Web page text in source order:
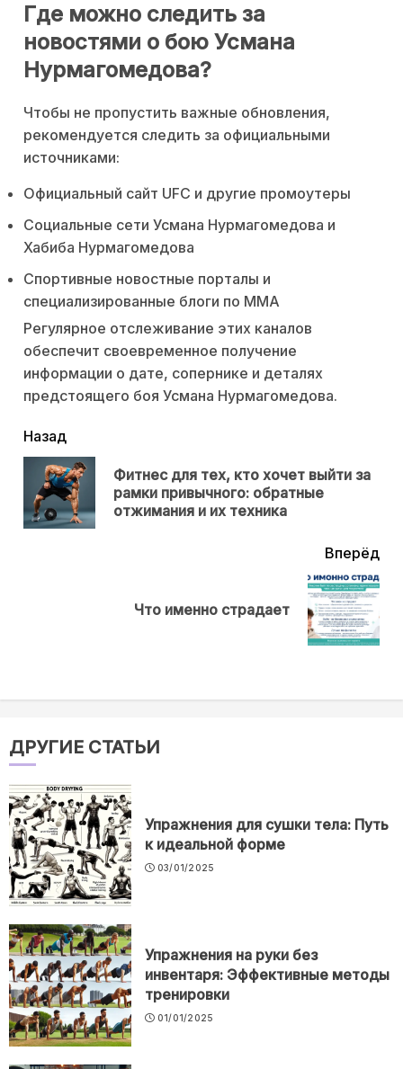
Где можно следить за
новостями о бою Усмана
Нурмагомедова?
Чтобы не пропустить важные обновления,
рекомендуется следить за официальными
источниками:
Официальный сайт UFC и другие промоутеры
Социальные сети Усмана Нурмагомедова и
Хабиба Нурмагомедова
Спортивные новостные порталы и
специализированные блоги по ММА
Регулярное отслеживание этих каналов
обеспечит своевременное получение
информации о дате, сопернике и деталях
предстоящего боя Усмана Нурмагомедова.
читать
еще
Назад
Фитнес для тех, кто хочет выйти за
рамки привычного: обратные
отжимания и их техника
Вперёд
Что именно страдает
ДРУГИЕ СТАТЬИ
Упражнения для сушки тела: Путь
к идеальной форме
03/01/2025
Упражнения на руки без
инвентаря: Эффективные методы
тренировки
01/01/2025